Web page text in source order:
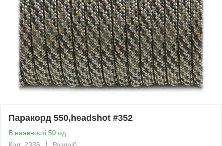
Паракорд 550,headshot #352
В наявності 50 од.
Код: 2335
Роздріб